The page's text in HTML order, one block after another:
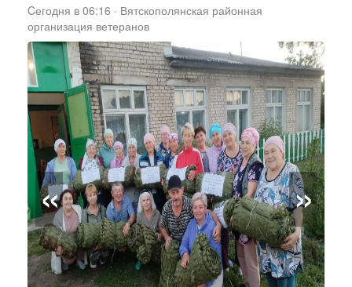
Cегодня в 06:16 · Вятскополянская районная
организация ветеранов
« »